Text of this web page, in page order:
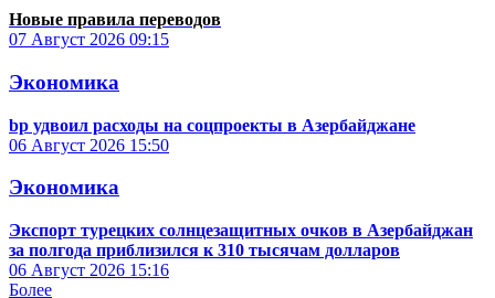
Новые правила переводов
07 Август 2026 09:15
Экономика
bp удвоил расходы на соцпроекты в Азербайджане
06 Август 2026 15:50
Экономика
Экспорт турецких солнцезащитных очков в Азербайджан
за полгода приблизился к 310 тысячам долларов
06 Август 2026 15:16
Более